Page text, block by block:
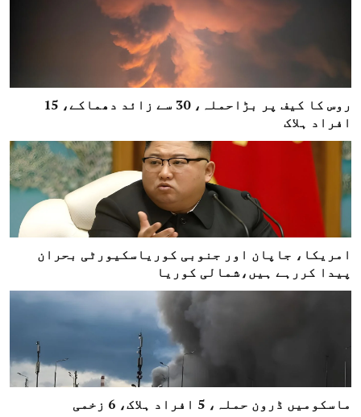
روس کا کیف پر بڑاحملہ، 30 سے زائد دھماکے، 15
افراد ہلاک
امریکا، جاپان اور جنوبی کوریاسکیورٹی بحران
پیدا کررہے ہیں،شمالی کوریا
ماسکومیں ڈرون حملہ، 5 افراد ہلاک، 6 زخمی